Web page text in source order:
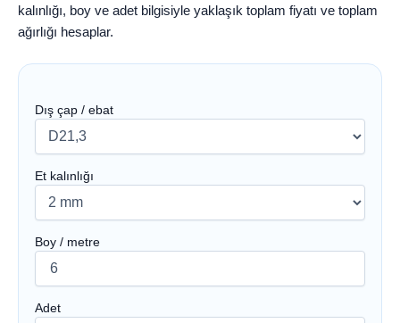
kalınlığı, boy ve adet bilgisiyle yaklaşık toplam fiyatı ve toplam
ağırlığı hesaplar.
Dış çap / ebat
Et kalınlığı
Boy / metre
Adet